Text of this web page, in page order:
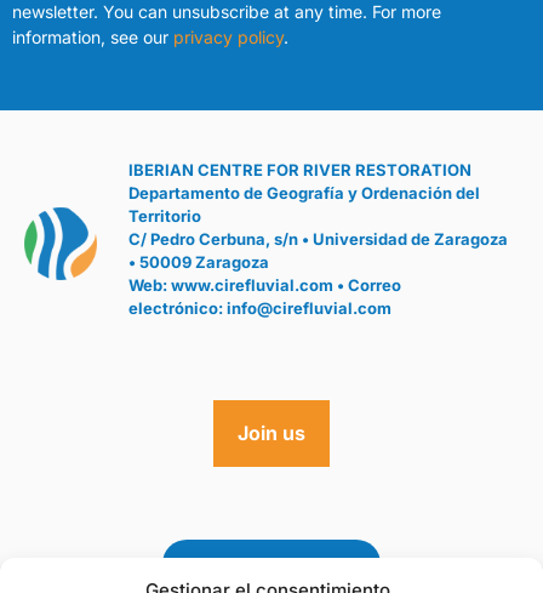
newsletter. You can unsubscribe at any time. For more
information, see our privacy policy.
IBERIAN CENTRE FOR RIVER RESTORATION
Departamento de Geografía y Ordenación del
Territorio
C/ Pedro Cerbuna, s/n • Universidad de Zaragoza
• 50009 Zaragoza
Web:www.cirefluvial.com • Correo
electrónico:info@cirefluvial.com
Join us